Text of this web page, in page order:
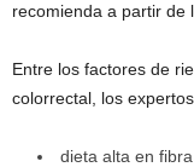
recomienda a partir de
Entre los factores de
colorrectal, los
dieta alta en